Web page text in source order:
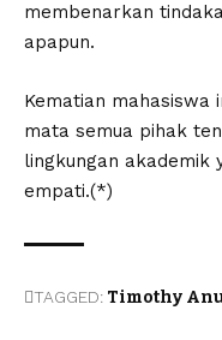
membenarkan
apapun.
Kematian mahasiswa
mata semua pihak
lingkungan akademik
empati.(*)
TAGGED: Timothy